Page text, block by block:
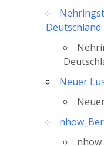
Deutschland
Neuer